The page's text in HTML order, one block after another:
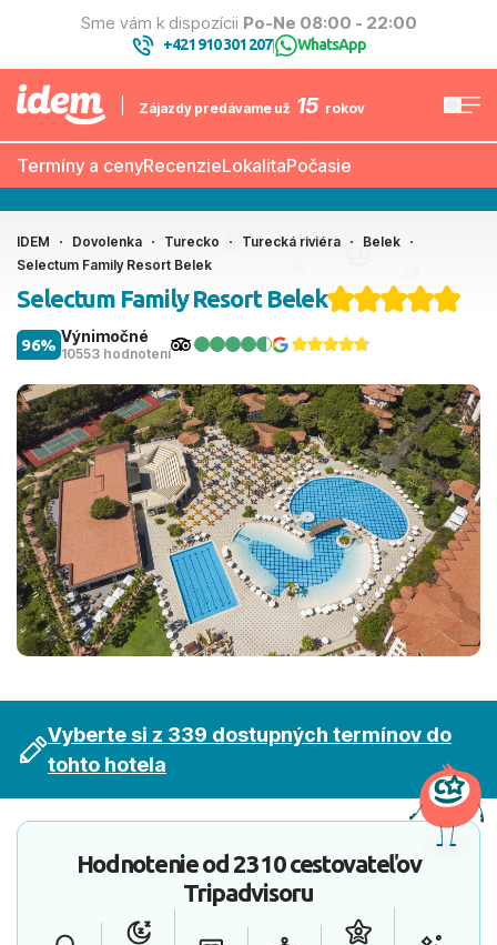
Sme vám k dispozícii Po-Ne 08:00 - 22:00
+421 910 301 207| WhatsApp
Zájazdy predávame už 15 rokov
Termíny a cenyRecenzieLokalitaPočasie
IDEM Dovolenka Turecko Turecká riviéra
Belek
Selectum Family Resort Belek
Selectum Family Resort Belek
Výnimočné
10553 hodnotení
96%
Vyberte si z 339 dostupných termínov do
tohto hotela
Hodnotenie od2310 cestovateľov
Tripadvisoru